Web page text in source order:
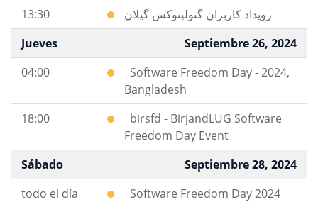
13:30
رویداد کاربران گنولینوکس گیلان
Jueves
Septiembre 26, 2024
04:00
Software Freedom Day - 2024,
Bangladesh
18:00
birsfd - BirjandLUG Software
Freedom Day Event
Sábado
Septiembre 28, 2024
todo el día
Software Freedom Day 2024